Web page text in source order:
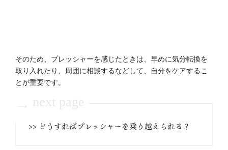
そのため、プレッシャーを感じたときは、早めに気分転換を
取り入れたり、周囲に相談するなどして、自分をケアするこ
とが重要です。
>> どうすればプレッシャーを乗り越えられる？